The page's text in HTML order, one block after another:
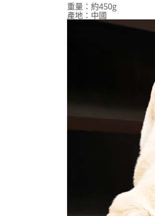
重量 ：約450g
產地 ：中國